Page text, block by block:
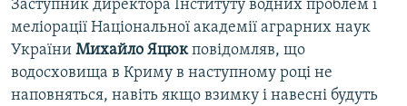
Заступник директора Інституту водних проблем і
меліорації Національної академії аграрних наук
України Михайло Яцюкповідомляв, що
водосховища в Криму в наступному році не
наповняться, навіть якщо взимку і навесні будуть